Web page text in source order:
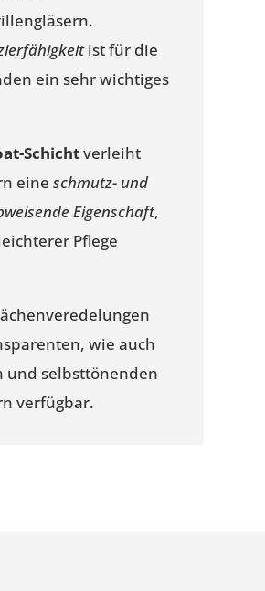
ist für die
ein sehr wichtiges
Schichtverleiht
eineschmutz- und
Eigenschaft,
Pflege
wie auch
und selbsttönenden
verfügbar.